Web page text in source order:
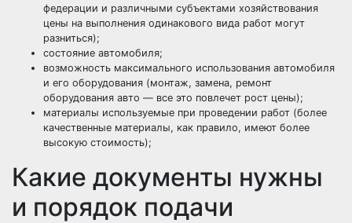
федерации и различными субъектами хозяйствования
цены на выполнения одинакового вида работ могут
разниться);
состояние автомобиля;
возможность максимального использования автомобиля
и его оборудования (монтаж, замена, ремонт
оборудования авто — все это повлечет рост цены);
материалы используемые при проведении работ (более
качественные материалы, как правило, имеют более
высокую стоимость);
Какие документы нужны
и порядок подачи